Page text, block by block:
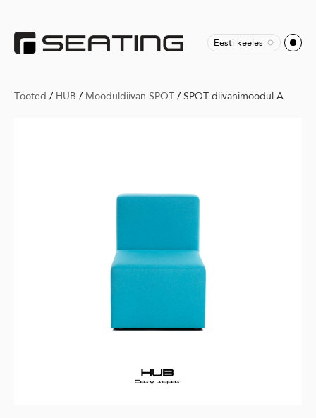
Eesti keeles
Tooted / HUB / Mooduldiivan SPOT / SPOT diivanimoodul A